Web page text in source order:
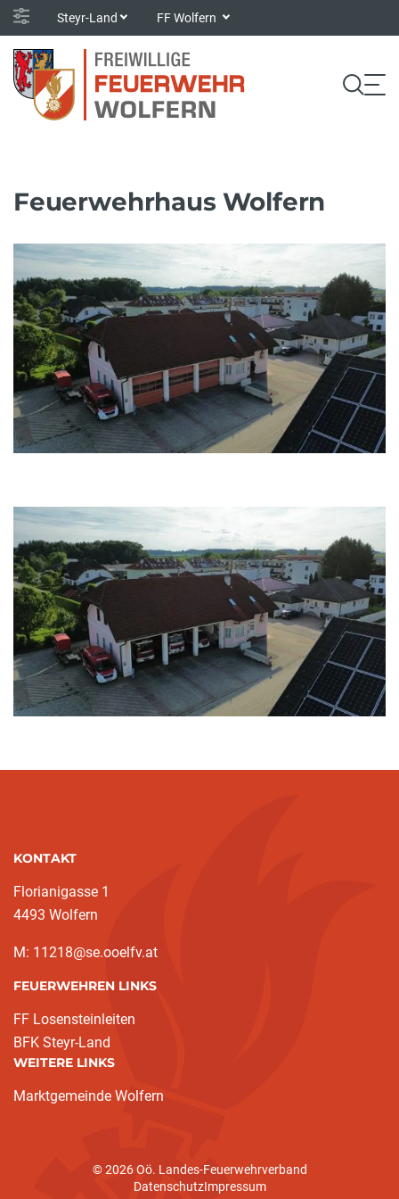
Steyr-Land FF Wolfern
Feuerwehrhaus Wolfern
KONTAKT
Florianigasse 1
4493 Wolfern
M: 11218@se.ooelfv.at
FEUERWEHREN LINKS
FF Losensteinleiten
BFK Steyr-Land
WEITERE LINKS
Marktgemeinde Wolfern
© 2026 Oö. Landes-Feuerwehrverband
DatenschutzImpressum